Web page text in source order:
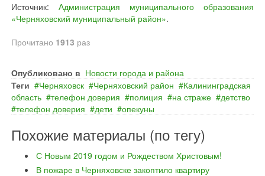
Источник: Администрация муниципального образования
«Черняховский муниципальный район».
Прочитано 1913 раз
Опубликовано в Новости города и района
Теги
Черняховск Черняховский район
Калининградская
область
телефон доверия полиция на страже
детство
телефон доверия
дети опекуны
Похожие материалы (по тегу)
С Новым 2019 годом и Рождеством Христовым!
В пожаре в Черняховске закоптило квартиру